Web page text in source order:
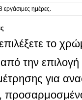
εργάσιμες ημέρες.
το
την
για